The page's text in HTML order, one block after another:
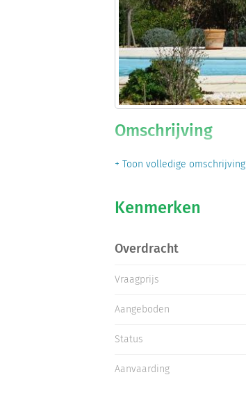
Omschrijving
+ Toon volledige omschrijving
Kenmerken
Overdracht
Vraagprijs
Aangeboden
Status
Aanvaarding